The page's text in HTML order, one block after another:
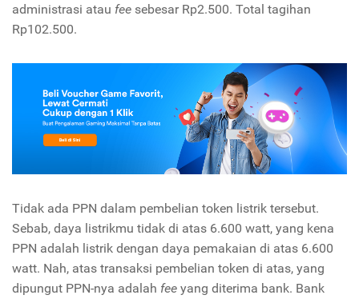
administrasi atau fee sebesar Rp2.500. Total tagihan
Rp102.500.
Tidak ada PPN dalam pembelian token listrik tersebut.
Sebab, daya listrikmu tidak di atas 6.600 watt, yang kena
PPN adalah listrik dengan daya pemakaian di atas 6.600
watt. Nah, atas transaksi pembelian token di atas, yang
dipungut PPN-nya adalah fee yang diterima bank. Bank